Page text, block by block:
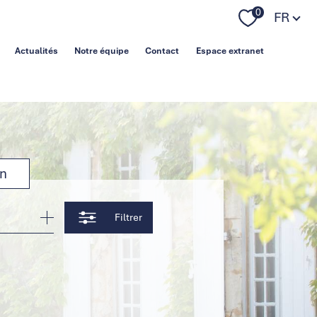
0 Langue
FR
Actualités Notre équipe Contact Espace extranet
Filtrer